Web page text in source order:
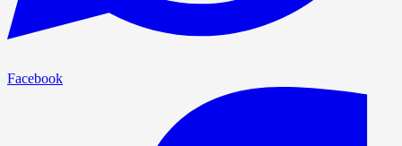
Facebook